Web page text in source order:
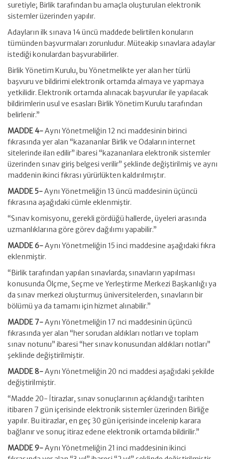
suretiyle; Birlik tarafından bu amaçla oluşturulan elektronik
sistemler üzerinden yapılır.
Adayların ilk sınava 14 üncü maddede belirtilen konuların
tümünden başvurmaları zorunludur. Müteakip sınavlara adaylar
istediği konulardan başvurabilirler.
Birlik Yönetim Kurulu, bu Yönetmelikte yer alan her türlü
başvuru ve bildirimi elektronik ortamda almaya ve yapmaya
yetkilidir. Elektronik ortamda alınacak başvurular ile yapılacak
bildirimlerin usul ve esasları Birlik Yönetim Kurulu tarafından
belirlenir.”
MADDE 4-Aynı Yönetmeliğin 12 nci maddesinin birinci
fıkrasında yer alan “kazananlar Birlik ve Odaların internet
sitelerinde ilan edilir” ibaresi “kazananlara elektronik sistemler
üzerinden sınav giriş belgesi verilir” şeklinde değiştirilmiş ve aynı
maddenin ikinci fıkrası yürürlükten kaldırılmıştır.
MADDE 5-Aynı Yönetmeliğin 13 üncü maddesinin üçüncü
fıkrasına aşağıdaki cümle eklenmiştir.
“Sınav komisyonu, gerekli gördüğü hallerde, üyeleri arasında
uzmanlıklarına göre görev dağılımı yapabilir.”
MADDE 6-Aynı Yönetmeliğin 15 inci maddesine aşağıdaki fıkra
eklenmiştir.
“Birlik tarafından yapılan sınavlarda; sınavların yapılması
konusunda Ölçme, Seçme ve Yerleştirme Merkezi Başkanlığı ya
da sınav merkezi oluşturmuş üniversitelerden, sınavların bir
bölümü ya da tamamı için hizmet alınabilir.”
MADDE 7-Aynı Yönetmeliğin 17 nci maddesinin üçüncü
fıkrasında yer alan “her sorudan aldıkları notları ve toplam
sınav notunu” ibaresi “her sınav konusundan aldıkları notları”
şeklinde değiştirilmiştir.
MADDE 8-Aynı Yönetmeliğin 20 nci maddesi aşağıdaki şekilde
değiştirilmiştir.
“Madde 20- İtirazlar, sınav sonuçlarının açıklandığı tarihten
itibaren 7 gün içerisinde elektronik sistemler üzerinden Birliğe
yapılır. Bu itirazlar, en geç 30 gün içerisinde incelenip karara
bağlanır ve sonuç itiraz edene elektronik ortamda bildirilir.”
MADDE 9-Aynı Yönetmeliğin 21 inci maddesinin ikinci